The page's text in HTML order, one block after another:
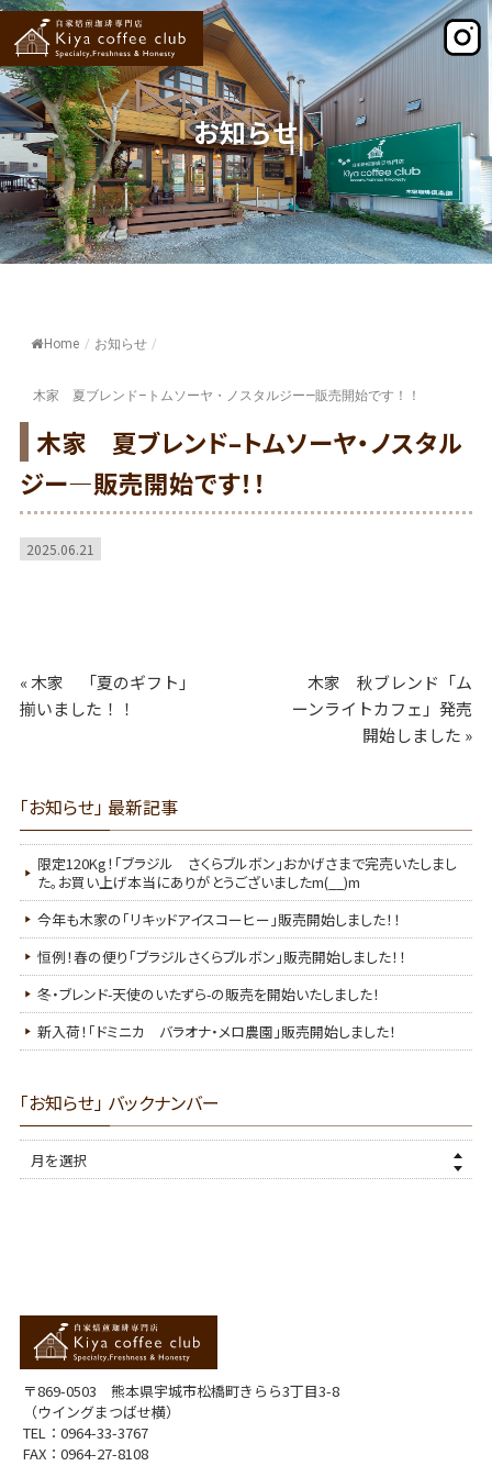
お知らせ
Home / お知らせ /
木家 夏ブレンド–トムソーヤ・ノスタルジー—販売開始です！！
木家 夏ブレンド–トムソーヤ・ノスタル
ジー—販売開始です！！
2025.06.21
«木家 「夏のギフト」
揃いました！！
木家 秋ブレンド「ム
ーンライトカフェ」発売
開始しました »
「お知らせ」 最新記事
限定120Kg！「ブラジル さくらブルボン」おかげさまで完売いたしまし
た。お買い上げ本当にありがとうございましたm(__)m
今年も木家の「リキッドアイスコーヒー」販売開始しました！！
恒例！春の便り「ブラジルさくらブルボン」販売開始しました！！
冬・ブレンド-天使のいたずら-の販売を開始いたしました！
新入荷！「ドミニカ バラオナ・メロ農園」販売開始しました！
「お知らせ」 バックナンバー
〒869-0503 熊本県宇城市松橋町きらら3丁目3-8
（ウイングまつばせ横）
TEL： 0964-33-3767
FAX：0964-27-8108